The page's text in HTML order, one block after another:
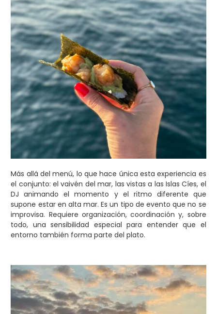
Más allá del menú, lo que hace única esta experiencia es
el conjunto: el vaivén del mar, las vistas a las Islas Cíes, el
DJ animando el momento y el ritmo diferente que
supone estar en alta mar. Es un tipo de evento que no se
improvisa. Requiere organización, coordinación y, sobre
todo, una sensibilidad especial para entender que el
entorno también forma parte del plato.